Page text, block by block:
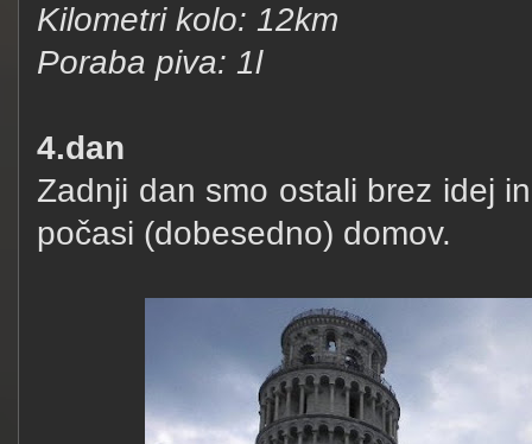
Kilometri kolo: 12km
Poraba piva: 1l
4.dan
Zadnji dan smo ostali brez idej
počasi (dobesedno) domov.